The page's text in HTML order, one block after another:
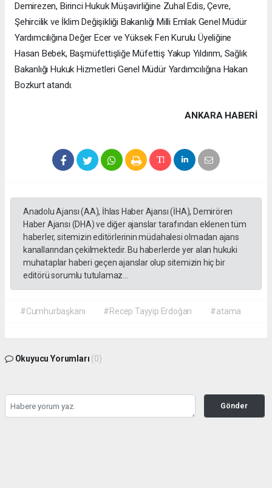
Demirezen, Birinci Hukuk Müşavirliğine Zuhal Edis, Çevre,
Şehircilik ve İklim Değişikliği Bakanlığı Milli Emlak Genel Müdür
Yardımcılığına Değer Ecer ve Yüksek Fen Kurulu Üyeliğine
Hasan Bebek, Başmüfettişliğe Müfettiş Yakup Yıldırım, Sağlık
Bakanlığı Hukuk Hizmetleri Genel Müdür Yardımcılığına Hakan
Bozkurt atandı.
ANKARA HABERİ
Anadolu Ajansı (AA), İhlas Haber Ajansı (İHA), Demirören
Haber Ajansı (DHA) ve diğer ajanslar tarafından eklenen tüm
haberler, sitemizin editörlerinin müdahalesi olmadan ajans
kanallarından çekilmektedir. Bu haberlerde yer alan hukuki
muhataplar haberi geçen ajanslar olup sitemizin hiç bir
editörü sorumlu tutulamaz...
#Cumhurbaşkanı #Recep Tayyip Erdoğan #atama
Okuyucu Yorumları (0)
Gönder